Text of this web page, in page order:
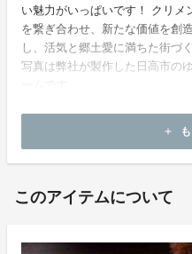
い魅力がいっぱいです！ クリメ
を繋ぎ合わせ、新たな価値を創
し、活気と郷土愛に満ちた街
写真は弊社が製作した日高市の
add
このアイテムについて